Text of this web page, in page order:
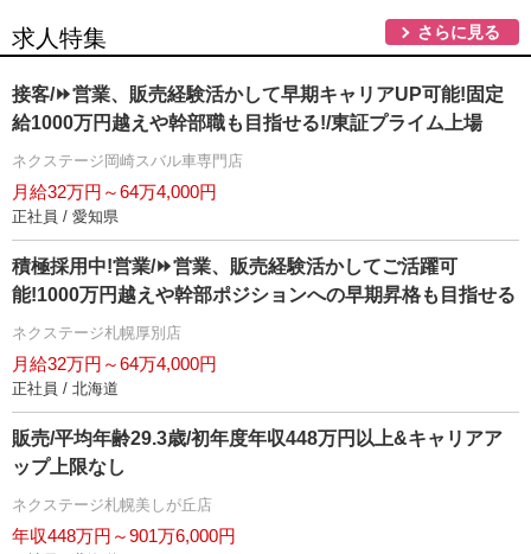
求人特集 さらに見る
接客/⏩️営業、販売経験活かして早期キャリアUP可能!固定
給1000万円越えや幹部職も目指せる!/東証プライム上場
ネクステージ岡崎スバル車専門店
月給32万円～64万4,000円
正社員 / 愛知県
積極採用中!営業/⏩️営業、販売経験活かしてご活躍可
能!1000万円越えや幹部ポジションへの早期昇格も目指せる
ネクステージ札幌厚別店
月給32万円～64万4,000円
正社員 / 北海道
販売/平均年齢29.3歳/初年度年収448万円以上&キャリアア
ップ上限なし
ネクステージ札幌美しが丘店
年収448万円～901万6,000円